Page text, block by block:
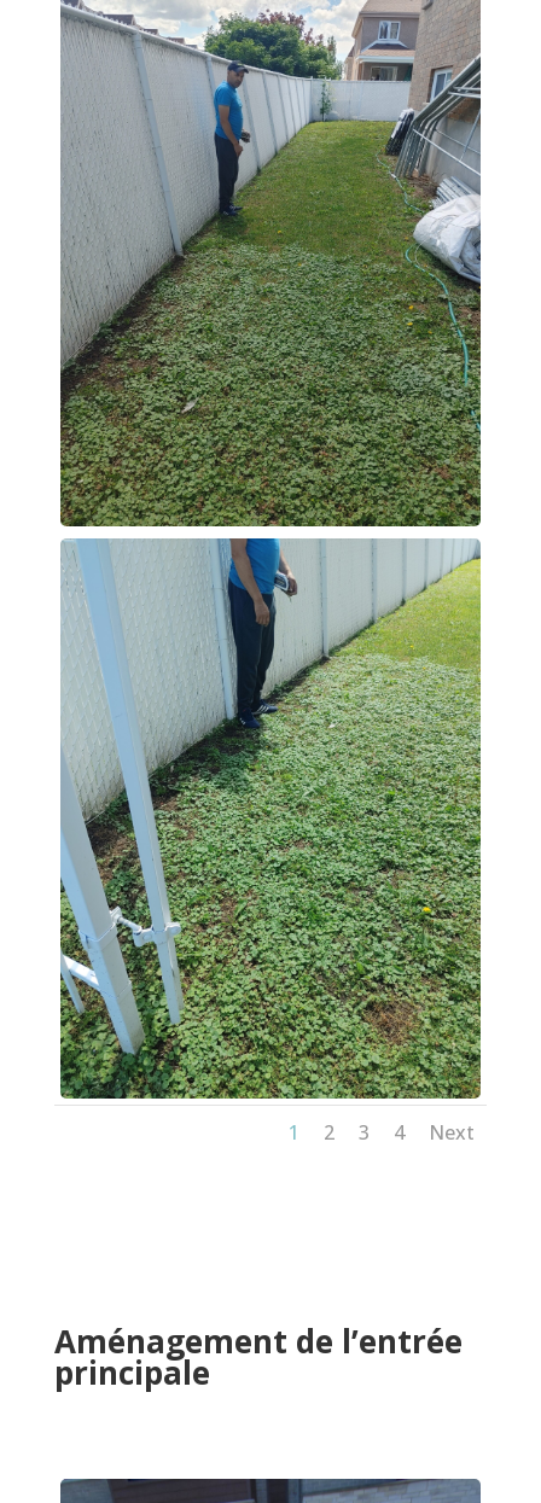
1 2 3 4 Next
Aménagement de l’entrée
principale